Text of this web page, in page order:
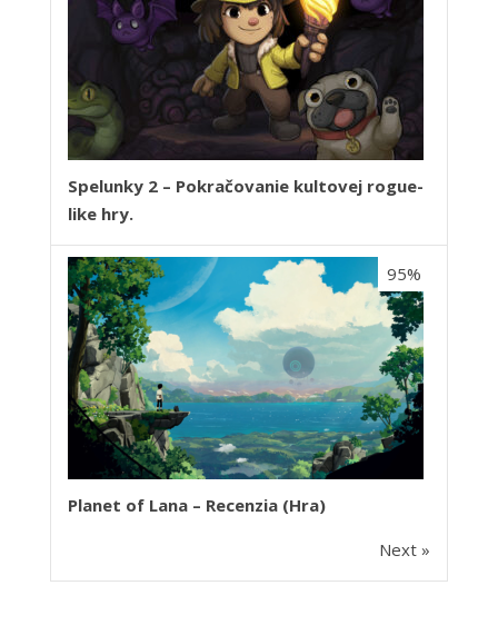
Spelunky 2 – Pokračovanie kultovej rogue-
like hry.
Planet of Lana – Recenzia (Hra)
95%
Next »